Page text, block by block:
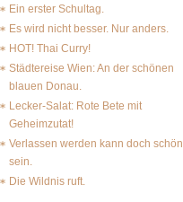
Ein erster Schultag.
Es wird nicht besser. Nur anders.
HOT! Thai Curry!
Städtereise Wien: An der schönen
blauen Donau.
Lecker-Salat: Rote Bete mit
Geheimzutat!
Verlassen werden kann doch schön
sein.
Die Wildnis ruft.